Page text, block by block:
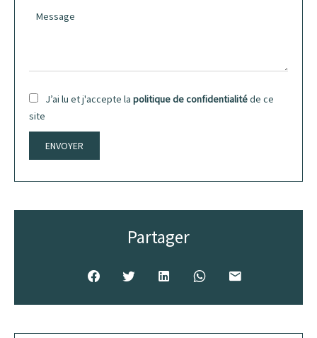
J’ai lu et j'accepte la politique de confidentialitéde ce
site
ENVOYER
Partager